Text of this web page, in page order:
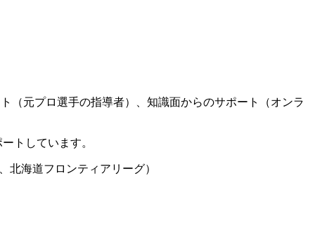
（元プロ選手の指導者）、知識面からのサポート（オンラ
トしています。
海道フロンティアリーグ）